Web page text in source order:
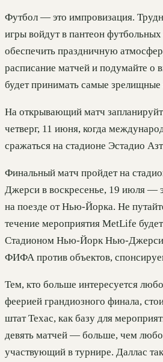
Футбол — это импровизация.
игры войдут в пантеон
обеспечить праздничную
расписание матчей и подумайте о
будет принимать самые зрелищные
На открывающий матч
четверг, 11 июня, когда
сражаться на стадионе Эстадио
Финальный матч пройдет на
Джерси в воскресенье, 19 июля —
на поезде от Нью-Йорка. Не
течение мероприятия MetLife
Стадионом Нью-Йорк Нью-Джерси
ФИФА против объектов,
Тем, кто больше интересуется
феерией грандиозного финала,
штат Техас, как базу для
девять матчей — больше, чем
участвующий в турнире. Даллас